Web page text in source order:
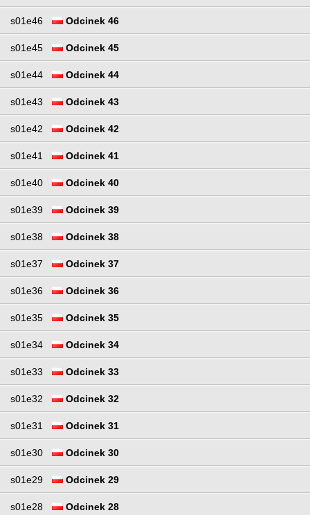
s01e46 Odcinek 46
s01e45 Odcinek 45
s01e44 Odcinek 44
s01e43 Odcinek 43
s01e42 Odcinek 42
s01e41 Odcinek 41
s01e40 Odcinek 40
s01e39 Odcinek 39
s01e38 Odcinek 38
s01e37 Odcinek 37
s01e36 Odcinek 36
s01e35 Odcinek 35
s01e34 Odcinek 34
s01e33 Odcinek 33
s01e32 Odcinek 32
s01e31 Odcinek 31
s01e30 Odcinek 30
s01e29 Odcinek 29
s01e28 Odcinek 28